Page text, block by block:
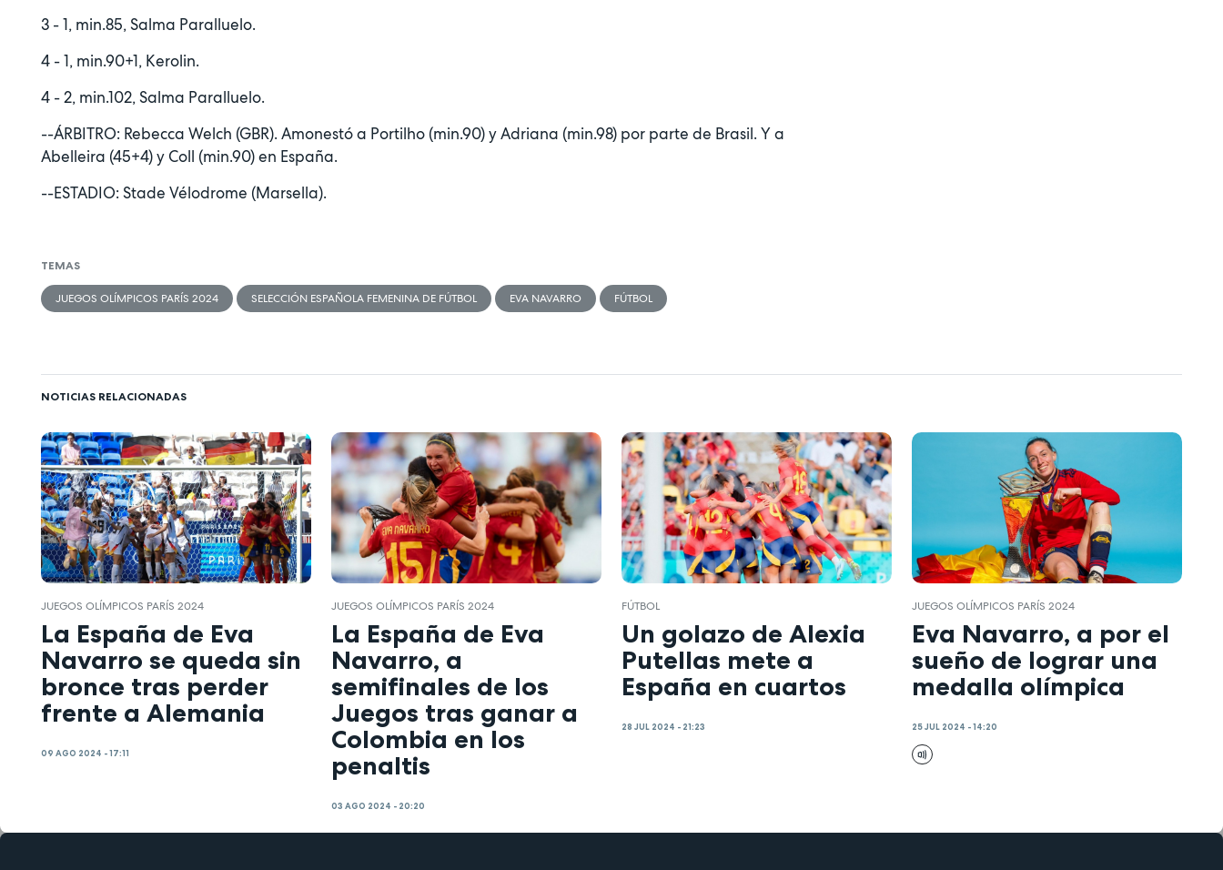
3 - 1, min.85, Salma Paralluelo.
4 - 1, min.90+1, Kerolin.
4 - 2, min.102, Salma Paralluelo.
--ÁRBITRO: Rebecca Welch (GBR). Amonestó a Portilho (min.90) y Adriana (min.98) por parte de Brasil. Y a
Abelleira (45+4) y Coll (min.90) en España.
--ESTADIO: Stade Vélodrome (Marsella).
TEMAS
JUEGOS OLÍMPICOS PARÍS 2024 SELECCIÓN ESPAÑOLA FEMENINA DE FÚTBOL EVA NAVARRO FÚTBOL
NOTICIAS RELACIONADAS
JUEGOS OLÍMPICOS PARÍS 2024
La España de Eva
Navarro se queda sin
bronce tras perder
frente a Alemania
09 AGO 2024 - 17:11
JUEGOS OLÍMPICOS PARÍS 2024
La España de Eva
Navarro, a
semifinales de los
Juegos tras ganar a
Colombia en los
penaltis
03 AGO 2024 - 20:20
FÚTBOL
Un golazo de Alexia
Putellas mete a
España en cuartos
28 JUL 2024 - 21:23
JUEGOS OLÍMPICOS PARÍS 2024
Eva Navarro, a por el
sueño de lograr una
medalla olímpica
25 JUL 2024 - 14:20